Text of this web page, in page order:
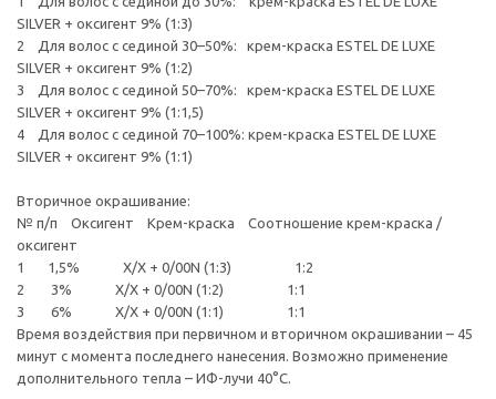
SILVER + оксигент 9% (1:3)
2 Для волос с сединой 30–50%: крем-краска ESTEL DE LUXE
SILVER + оксигент 9% (1:2)
3 Для волос с сединой 50–70%: крем-краска ESTEL DE LUXE
SILVER + оксигент 9% (1:1,5)
4 Для волос с сединой 70–100%: крем-краска ESTEL DE LUXE
SILVER + оксигент 9% (1:1)
Вторичное окрашивание:
№ п/п Оксигент Крем-краска Соотношение крем-краска /
оксигент
1 1,5% Х/Х + 0/00N (1:3) 1:2
2 3% Х/Х + 0/00N (1:2) 1:1
3 6% Х/Х + 0/00N (1:1) 1:1
Время воздействия при первичном и вторичном окрашивании – 45
минут с момента последнего нанесения. Возможно применение
дополнительного тепла – ИФ-лучи 40°С.